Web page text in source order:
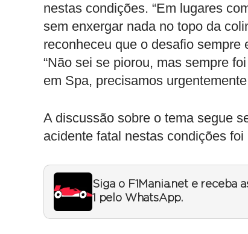
nestas condições. “Em lugares
sem enxergar nada no topo da
reconheceu que o desafio
“Não sei se piorou, mas sempre
em Spa, precisamos
A discussão sobre o tema segue
acidente fatal nestas condições
Siga o F1Mania.net e receba
1 pelo WhatsApp.